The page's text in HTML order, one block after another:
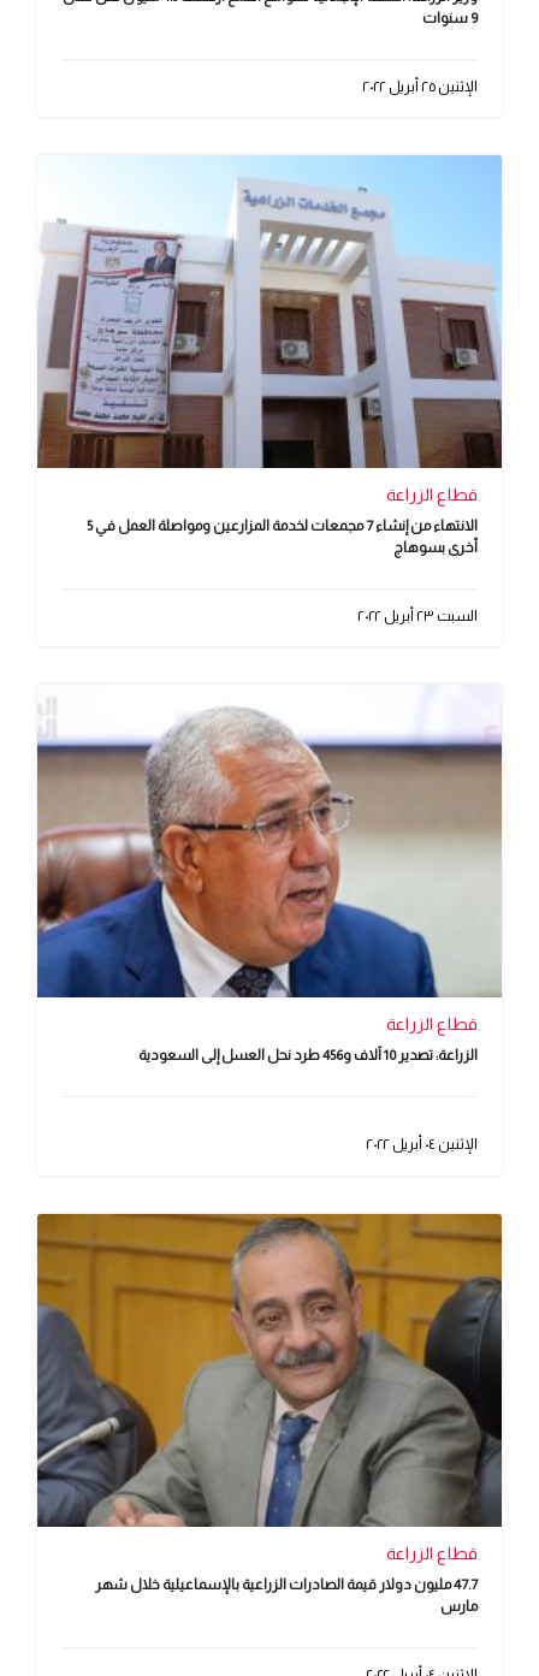
9 سنوات
الإثنين ٢٥ أبريل ٢٠٢٢
قطاع الزراعة
الانتهاء من إنشاء 7 مجمعات لخدمة المزارعين ومواصلة العمل في 5
أخرى بسوهاج
السبت ٢٣ أبريل ٢٠٢٢
قطاع الزراعة
الزراعة: تصدير 10 آلاف و456 طرد نحل العسل إلى السعودية
الإثنين ٠٤ أبريل ٢٠٢٢
قطاع الزراعة
47.7 مليون دولار قيمة الصادرات الزراعية بالإسماعيلية خلال شهر
مارس